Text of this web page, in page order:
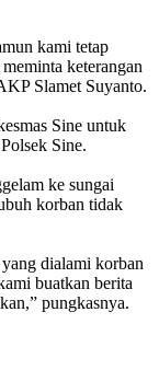
kami tetap
keterangan
Slamet Suyanto.
Sine untuk
Sine.
ke sungai
korban tidak
dialami korban
buatkan berita
pungkasnya.